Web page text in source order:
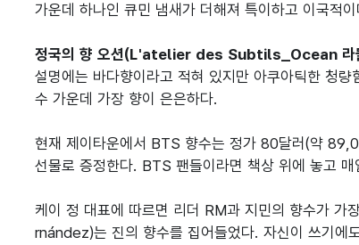
가운데 하나인 큐민 냄새가 더해져 특이하고 이국적
정국의 향 오션(L'atelier des Subtils_Ocean 라
설명에는 바다향이라고 적혀 있지만 아쿠아틱한 청
수 가운데 가장 향이 은은하다.
현재 제이타운에서 BTS 향수는 정가 80달러(약
선물로 증정한다. BTS 팬들이라면 책상 위에 놓고
케이 정 대표에 따르면 리더 RM과 지민의 향수가
rnández)는 진의 향수를 집어들었다. 자신이 쓰기에